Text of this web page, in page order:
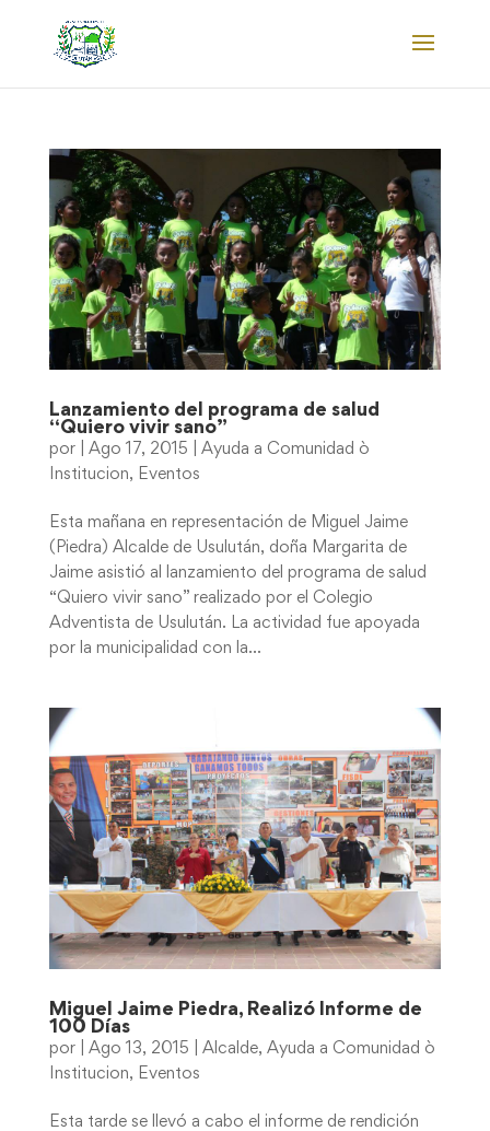
Lanzamiento del programa de salud
“Quiero vivir sano”
por Ago 17, 2015
Ayuda a Comunidad ò
Institucion, Eventos
Esta mañana en representación de Miguel Jaime
(Piedra) Alcalde de Usulután, doña Margarita de
Jaime asistió al lanzamiento del programa de salud
“Quiero vivir sano” realizado por el Colegio
Adventista de Usulután. La actividad fue apoyada
por la municipalidad con la...
Miguel Jaime Piedra, Realizó Informe de
100 Días
por Ago 13, 2015 Alcalde, Ayuda a Comunidad ò
Institucion, Eventos
Esta tarde se llevó a cabo el informe de rendición